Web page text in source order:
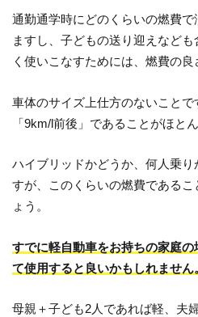
通勤通学時にどのくらいの燃費
ますし、子どもの送り迎えなど
く使いこなすためには、燃費の良
車体のサイズ上仕方のないこと
「9km/l前後」であることがほと
ハイブリッドかどうか、何人乗
すが、このくらいの燃費である
ょう。
すでに軽自動車をお持ちの家庭
て使用すると良いかもしれません
母親＋子ども2人であれば軽、夫